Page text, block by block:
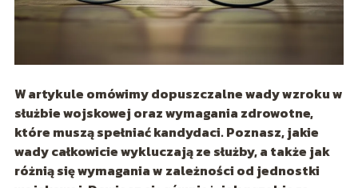
W artykule omówimy dopuszczalne wady wzroku w
służbie wojskowej oraz wymagania zdrowotne,
które muszą spełniać kandydaci. Poznasz, jakie
wady całkowicie wykluczają ze służby, a także jak
różnią się wymagania w zależności od jednostki